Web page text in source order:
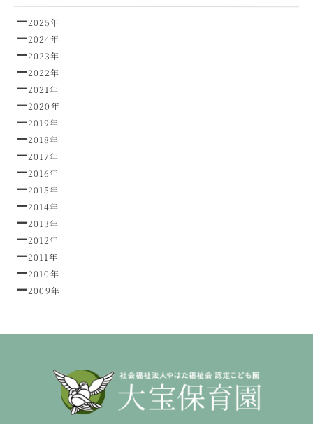
2025年
2024年
2023年
2022年
2021年
2020年
2019年
2018年
2017年
2016年
2015年
2014年
2013年
2012年
2011年
2010年
2009年